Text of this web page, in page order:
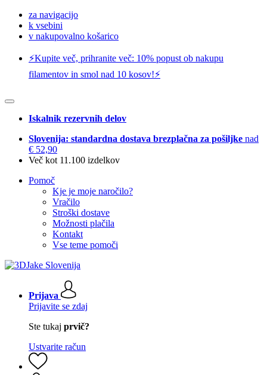
za navigacijo
k vsebini
v nakupovalno košarico
⚡️Kupite več, prihranite več: 10% popust ob nakupu
filamentov in smol nad 10 kosov!⚡️
Iskalnik rezervnih delov
Slovenija: standardna dostava brezplačna za pošiljke nad
€ 52,90
Več kot 11.100 izdelkov
Pomoč
Kje je moje naročilo?
Vračilo
Stroški dostave
Možnosti plačila
Kontakt
Vse teme pomoči
Prijava
Prijavite se zdaj
Ste tukaj prvič?
Ustvarite račun